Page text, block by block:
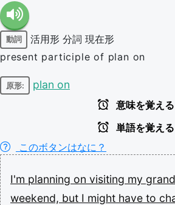
動詞 活用形 分詞 現在形
present participle of plan on
原形: plan on
意味を覚える
単語を覚える
このボタンはなに？
I'm planning on visiting my
weekend, but I might have to